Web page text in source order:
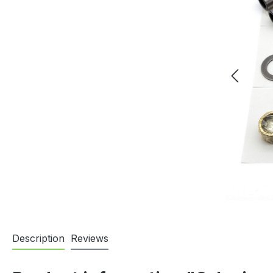
Description Reviews